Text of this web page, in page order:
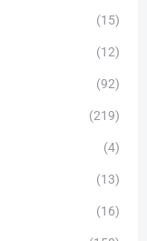
(15)
(12)
(92)
(219)
(4)
(13)
(16)